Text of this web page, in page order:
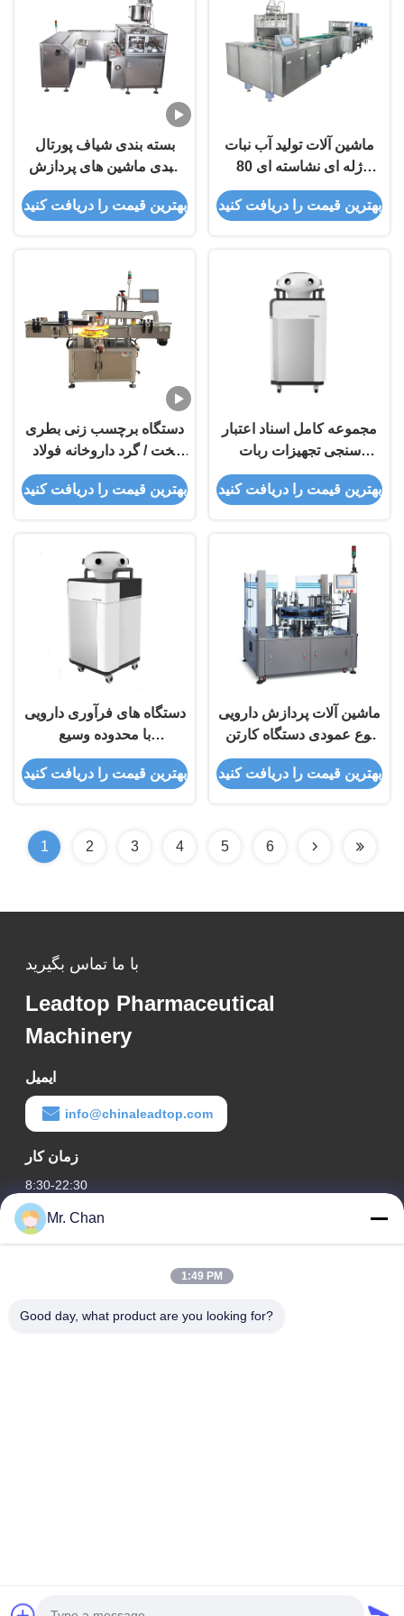
بسته بندی شیاف پورتال
کبدی ماشین های پردازش
اتوماتیک دارویی
بهترین قیمت را دریافت کنید
ماشین آلات تولید آب نبات
ژله ای نشاسته ای 80
کیلووات تجهیزات ساخت
خرس صمغی
بهترین قیمت را دریافت کنید
دستگاه برچسب زنی بطری
تخت / گرد داروخانه فولاد
ضد زنگ 304
بهترین قیمت را دریافت کنید
مجموعه کامل اسناد اعتبار
سنجی تجهیزات ربات
بیمارستانی ضدعفونی کننده
پزشکی VHP
بهترین قیمت را دریافت کنید
دستگاه های فرآوری دارویی
با محدوده وسیع
استریلیزاسیون ژنراتور
استریلیزاسیون رباتیک
بهترین قیمت را دریافت کنید
ماشین آلات پردازش دارویی
نوع عمودی دستگاه کارتن
سازی نیمه اتوماتیک
بهترین قیمت را دریافت کنید
1 2 3 4 5 6
با ما تماس بگیرید
Leadtop Pharmaceutical
Machinery
ایمیل
info@chinaleadtop.com
زمان کار
8:30-22:30
آدرس ما
Mr. Chan
1:49 PM
Good day, what product are you looking for?